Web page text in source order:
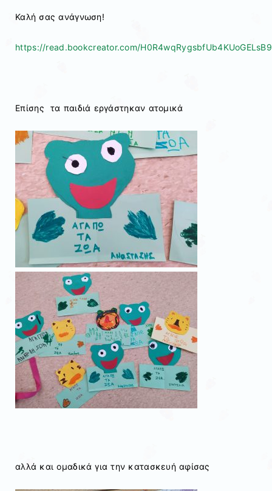
Καλή σας ανάγνωση!
https://read.bookcreator.com/
Επίσης τα παιδιά εργάστηκαν ατομικά
αλλά και ομαδικά για την κατασκευή αφίσας